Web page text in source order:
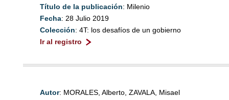
Título de la publicación: Milenio
Fecha: 28 Julio 2019
Colección: 4T: los desafíos de un gobierno
Ir al registro
Autor: MORALES, Alberto, ZAVALA, Misael